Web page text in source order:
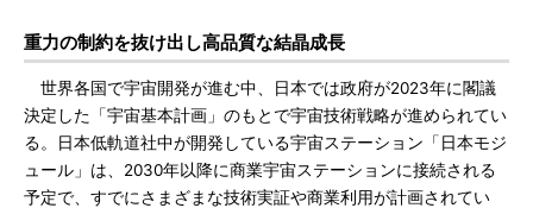
重力の制約を抜け出し高品質な結晶成長
世界各国で宇宙開発が進む中、日本では政府が2023年に閣議
決定した「宇宙基本計画」のもとで宇宙技術戦略が進められてい
る。日本低軌道社中が開発している宇宙ステーション「日本モジ
ュール」は、2030年以降に商業宇宙ステーションに接続される
予定で、すでにさまざまな技術実証や商業利用が計画されてい